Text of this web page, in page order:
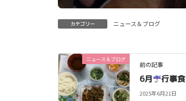
カテゴリー ニュース＆ブログ
ニュース＆ブログ
前の記事
6月 行事食
2025年6月21日